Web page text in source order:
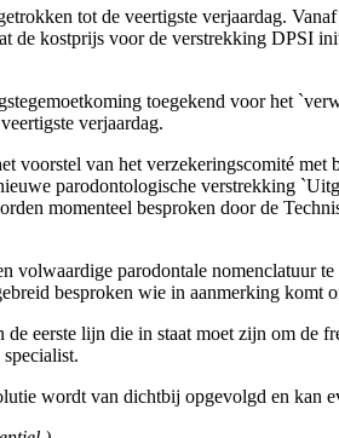
tot de veertigste verjaardag.
kostprijs voor de verstrekking DPSI
toegekend voor het
verjaardag.
voorstel van het verzekeringscomité
parodontologische verstrekking
momenteel besproken door de
volwaardige parodontale nomenclatuur
besproken wie in aanmerking komt
eerste lijn die in staat moet zijn om de
wordt van dichtbij opgevolgd en kan